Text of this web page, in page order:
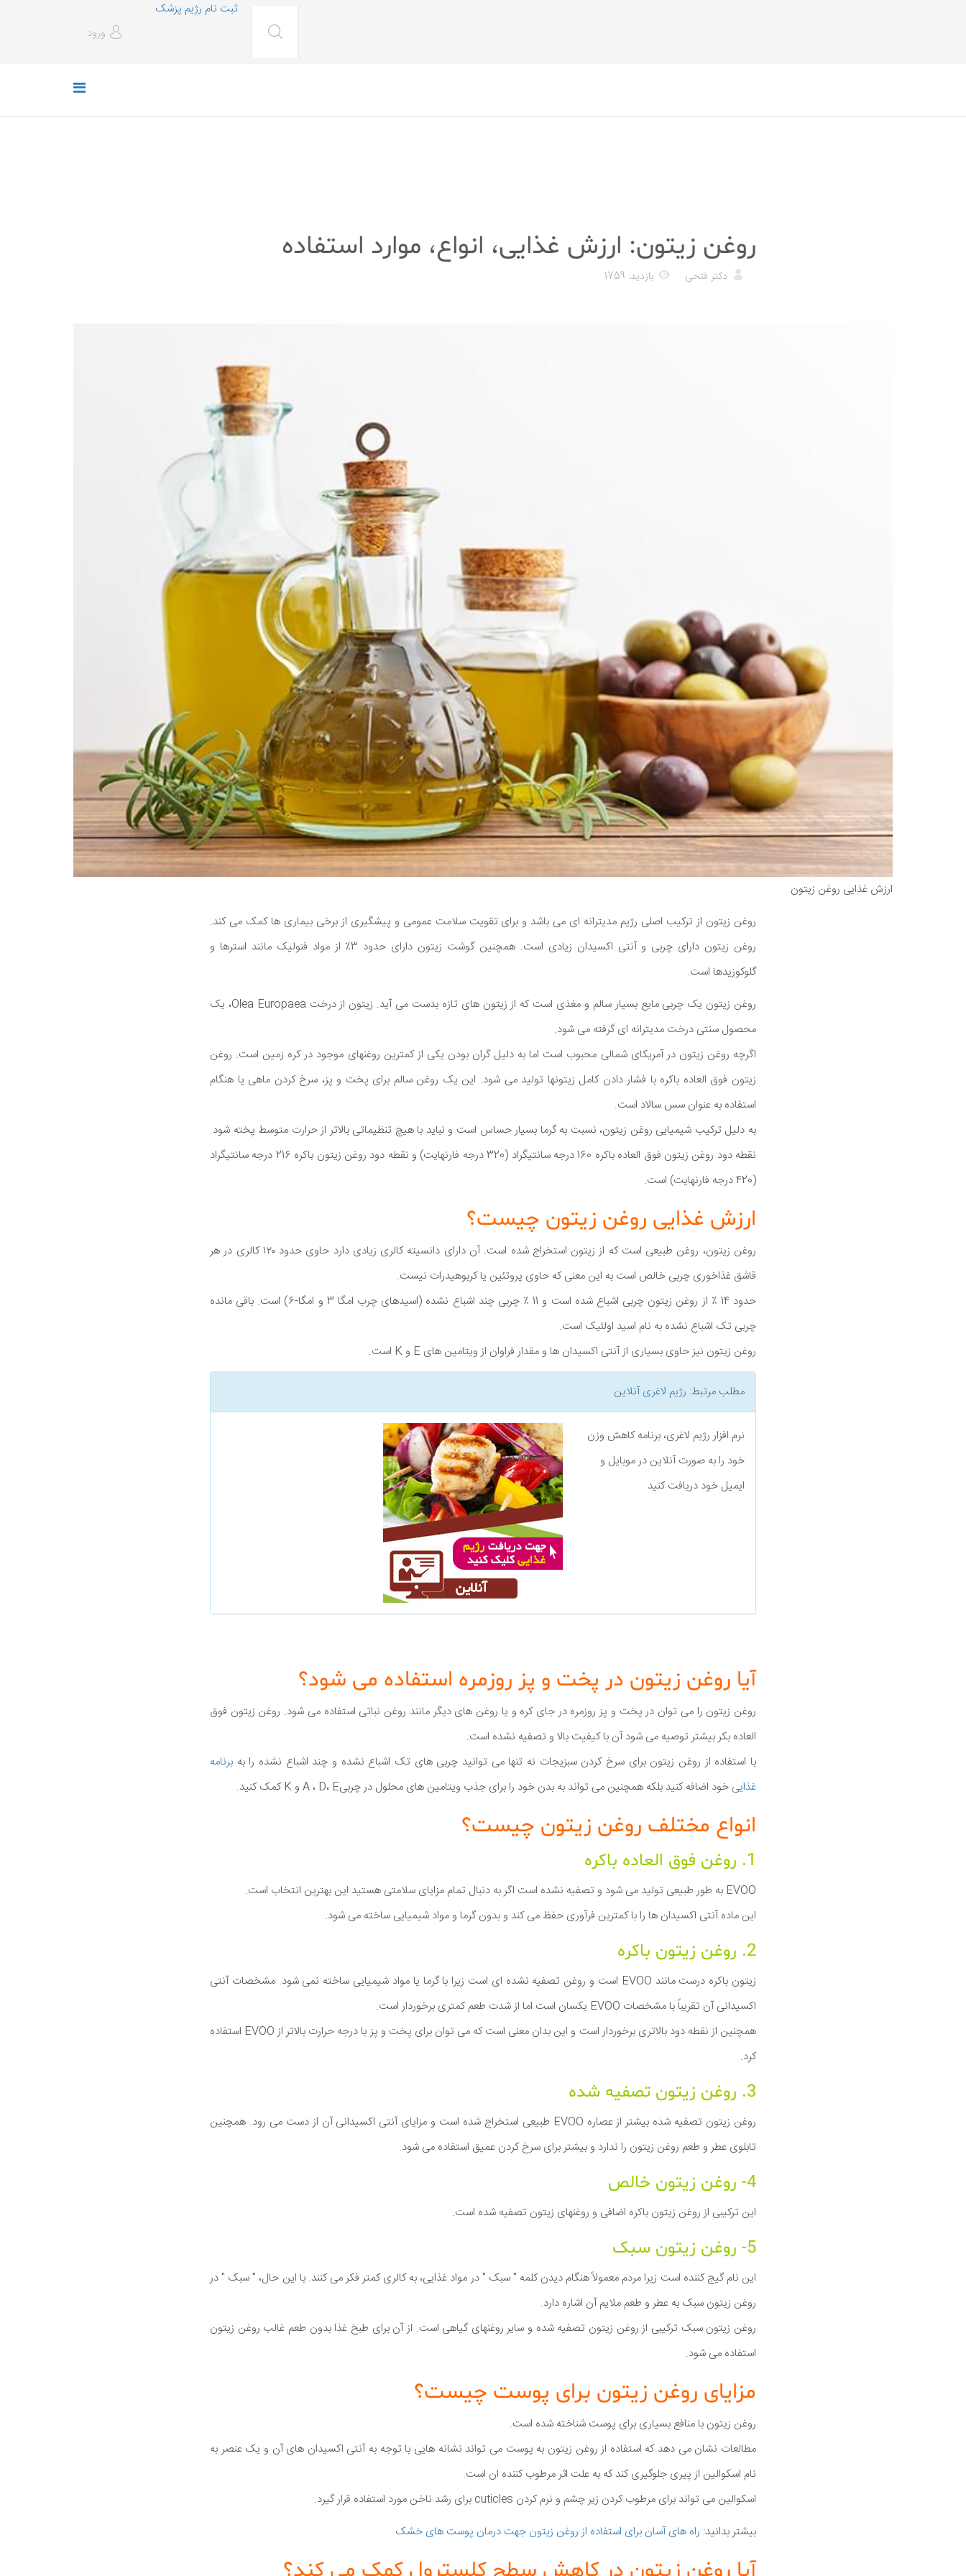
ثبت نام رژیم پزشک
ورود
روغن زیتون: ارزش غذایی، انواع، موارد استفاده
دکتر فتحی بازدید: 1759
ارزش غذایی روغن زیتون
روغن زیتون از ترکیب اصلی رژیم مدیترانه ای می باشد و برای تقویت سلامت عمومی و پیشگیری از برخی بیماری ها کمک می کند.
روغن زیتون دارای چربی و آنتی اکسیدان زیادی است. همچنین گوشت زیتون دارای حدود 3٪ از مواد فنولیک مانند استرها و
گلوکوزیدها است.
روغن زیتون یک چربی مایع بسیار سالم و مغذی است که از زیتون های تازه بدست می آید. زیتون از درخت Olea Europaea، یک
محصول سنتی درخت مدیترانه ای گرفته می شود.
اگرچه روغن زیتون در آمریکای شمالی محبوب است اما به دلیل گران بودن یکی از کمترین روغنهای موجود در کره زمین است. روغن
زیتون فوق العاده باکره با فشار دادن کامل زیتونها تولید می شود. این یک روغن سالم برای پخت و پز، سرخ کردن ماهی یا هنگام
استفاده به عنوان سس سالاد است.
به دلیل ترکیب شیمیایی روغن زیتون، نسبت به گرما بسیار حساس است و نباید با هیچ تنظیماتی بالاتر از حرارت متوسط پخته شود.
نقطه دود روغن زیتون فوق العاده باکره 160 درجه سانتیگراد (320 درجه فارنهایت) و نقطه دود روغن زیتون باکره 216 درجه سانتیگراد
(420 درجه فارنهایت) است.
ارزش غذایی روغن زیتون چیست؟
روغن زیتون، روغن طبیعی است که از زیتون استخراج شده است. آن دارای دانسیته کالری زیادی دارد حاوی حدود ۱۲۰ کالری در هر
قاشق غذاخوری چربی خالص است به این معنی که حاوی پروتئین یا کربوهیدرات نیست.
حدود 14 ٪ از روغن زیتون چربی اشباع شده است و 11 ٪ چربی چند اشباع نشده (اسیدهای چرب امگا 3 و امگا-6) است. باقی مانده
چربی تک اشباع نشده به نام اسید اولئیک است.
روغن زیتون نیز حاوی بسیاری از آنتی اکسیدان ها و مقدار فراوان از ویتامین های E و K است.
مطلب مرتبط: رژیم لاغریآنلاین
نرم افزار رژیم لاغری، برنامه کاهش وزن
خود را به صورت آنلاین در موبایل و
ایمیل خود دریافت کنید
آیا روغن زیتون در پخت و پز روزمره استفاده می شود؟
روغن زیتون را می توان در پخت و پز روزمره در جای کره و یا روغن های دیگر مانند روغن نباتی استفاده می شود. روغن زیتون فوق
العاده بکر بیشتر توصیه می شود آن با کیفیت بالا و تصفیه نشده است.
با استفاده از روغن زیتون برای سرخ کردن سبزیجات نه تنها می توانید چربی های تک اشباع نشده و چند اشباع نشده را به برنامه
غذایی خود اضافه کنید بلکه همچنین می تواند به بدن خود را برای جذب ویتامین های محلول در چربیA ، D، E و K کمک کنید.
انواع مختلف روغن زیتون چیست؟
1. روغن فوق العاده باکره
EVOO به طور طبیعی تولید می شود و تصفیه نشده است اگر به دنبال تمام مزایای سلامتی هستید این بهترین انتخاب است.
این ماده آنتی اکسیدان ها را با کمترین فرآوری حفظ می کند و بدون گرما و مواد شیمیایی ساخته می شود.
2. روغن زیتون باکره
زیتون باکره درست مانند EVOO است و روغن تصفیه نشده ای است زیرا با گرما یا مواد شیمیایی ساخته نمی شود. مشخصات آنتی
اکسیدانی آن تقریباً با مشخصات EVOO یکسان است اما از شدت طعم کمتری برخوردار است.
همچنین از نقطه دود بالاتری برخوردار است و این بدان معنی است که می توان برای پخت و پز با درجه حرارت بالاتر از EVOO استفاده
کرد.
3. روغن زیتون تصفیه شده
روغن زیتون تصفیه شده بیشتر از عصاره EVOO طبیعی استخراج شده است و مزایای آنتی اکسیدانی آن از دست می رود. همچنین
تابلوی عطر و طعم روغن زیتون را ندارد و بیشتر برای سرخ کردن عمیق استفاده می شود.
4- روغن زیتون خالص
این ترکیبی از روغن زیتون باکره اضافی و روغنهای زیتون تصفیه شده است.
5- روغن زیتون سبک
این نام گیج کننده است زیرا مردم معمولاً هنگام دیدن کلمه " سبک " در مواد غذایی، به کالری کمتر فکر می کنند. با این حال، " سبک " در
روغن زیتون سبک به عطر و طعم ملایم آن اشاره دارد.
روغن زیتون سبک ترکیبی از روغن زیتون تصفیه شده و سایر روغنهای گیاهی است. از آن برای طبخ غذا بدون طعم غالب روغن زیتون
استفاده می شود.
مزایای روغن زیتون برای پوست چیست؟
روغن زیتون با منافع بسیاری برای پوست شناخته شده است.
مطالعات نشان می دهد که استفاده از روغن زیتون به پوست می تواند نشانه هایی با توجه به آنتی اکسیدان های آن و یک عنصر به
نام اسکوالین از پیری جلوگیری کند که به علت اثر مرطوب کننده ان است.
اسکوالین می تواند برای مرطوب کردن زیر چشم و نرم کردن cuticles برای رشد ناخن مورد استفاده قرار گیرد.
بیشتر بدانید: راه های آسان برای استفاده از روغن زیتون جهت درمان پوست های خشک